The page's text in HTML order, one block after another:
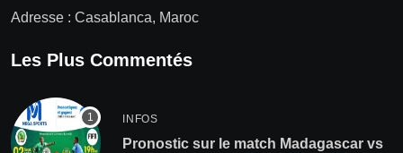
Adresse : Casablanca, Maroc
Les Plus Commentés
INFOS
Pronostic sur le match Madagascar vs